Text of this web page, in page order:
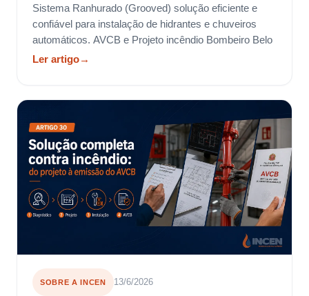
Sistema Ranhurado (Grooved) solução eficiente e
confiável para instalação de hidrantes e chuveiros
automáticos. AVCB e Projeto incêndio Bombeiro Belo
Ler artigo→
SOBRE A INCEN 13/6/2026